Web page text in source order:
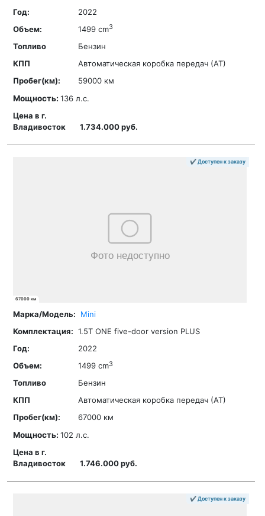
2022
1499 cm3
Бензин
Автоматическая коробка передач (АТ)
59000 км
Мощность:136 л.с.
1.734.000 руб.
✔ Доступен к заказу
67000 км
Mini
1.5T ONE five-door version PLUS
2022
1499 cm3
Бензин
Автоматическая коробка передач (АТ)
67000 км
Мощность:102 л.с.
1.746.000 руб.
✔ Доступен к заказу